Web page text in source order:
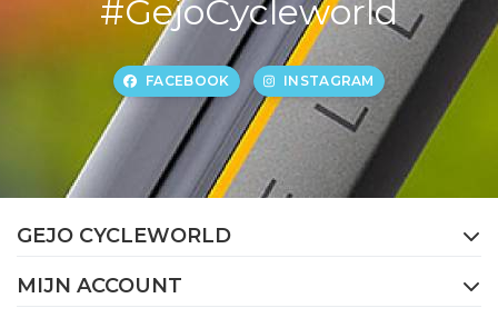
#GejoCycleworld
FACEBOOK INSTAGRAM
GEJO CYCLEWORLD
MIJN ACCOUNT